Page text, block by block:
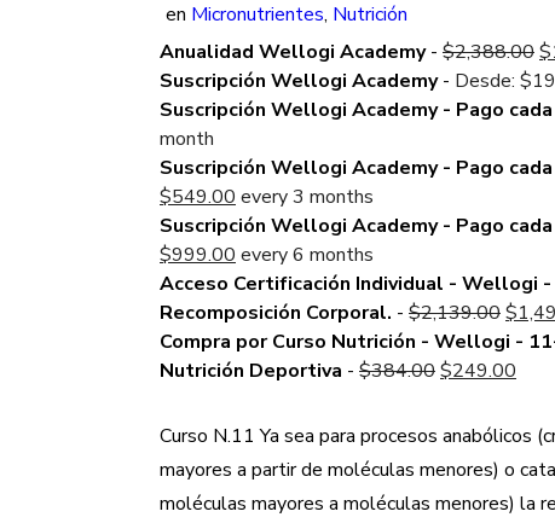
en Micronutrientes, Nutrición
Anualidad Wellogi Academy- $2,388.00$
Suscripción Wellogi Academy- Desde: $
Suscripción Wellogi Academy - Pago
month
Suscripción Wellogi Academy - Pago
$549.00 Current
price
is:
$549.00.
every 3 months
Suscripción Wellogi Academy - Pago
$999.00 Current
price
is:
$999.00.
every 6 months
Acceso Certificación Individual - Wellogi
Recomposición Corporal. - $2,139.00
price
was:
$
Compra por Curso Nutrición - Wellogi -
Nutrición Deportiva - $384.00Original
was:
$384.00.
$249.00
is:
Curso N.11 Ya sea para procesos anabólicos
mayores a partir de moléculas menores) o
moléculas mayores a moléculas menores) la